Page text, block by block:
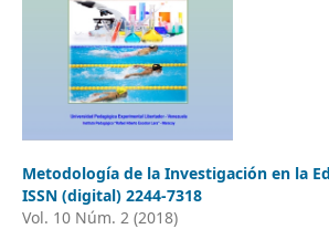
Metodología de la Investigación en la
ISSN (digital) 2244-7318
Vol. 10 Núm. 2 (2018)